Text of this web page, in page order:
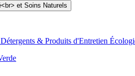
Détergents & Produits d'Entretien